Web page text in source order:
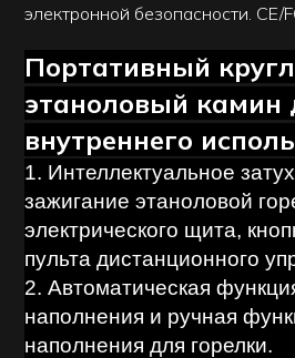
электронной безопасности. CE/
Портативный
этаноловый камин
внутреннего
1. Интеллектуальное
зажигание этаноловой
электрического щита,
пульта дистанционного
2. Автоматическая
наполнения и ручная
наполнения для горелки.